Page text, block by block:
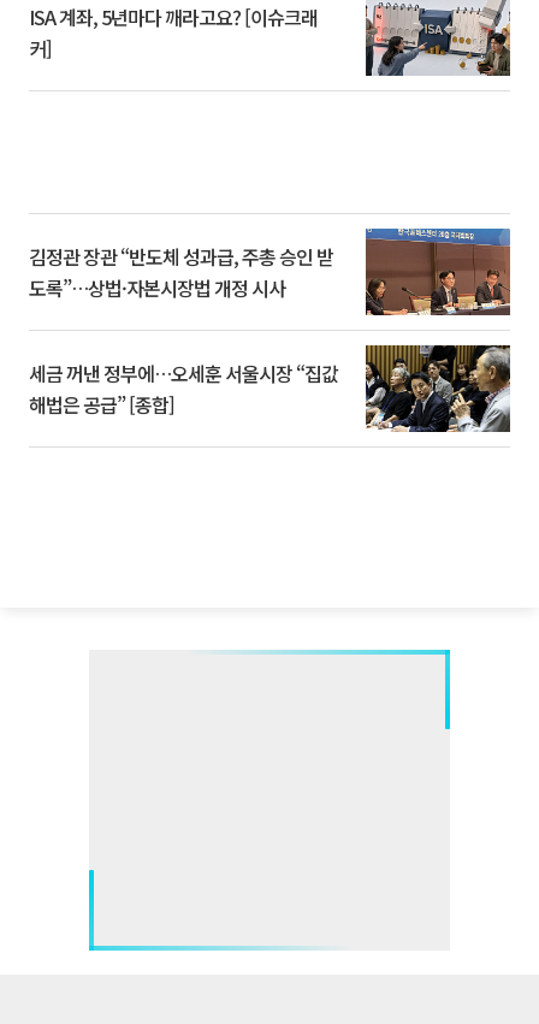
ISA 계좌, 5년마다 깨라고요? [이슈크래
커]
김정관 장관 “반도체 성과급, 주총 승인 받
도록”…상법·자본시장법 개정 시사
세금 꺼낸 정부에…오세훈 서울시장 “집값
해법은 공급” [종합]